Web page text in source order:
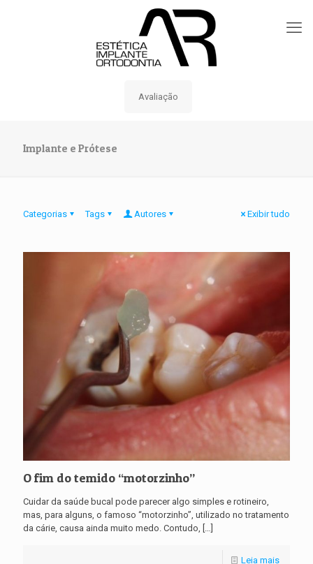
Avaliação
Implante e Prótese
Categorias Tags Autores Exibir tudo
O fim do temido “motorzinho”
Cuidar da saúde bucal pode parecer algo simples e rotineiro,
mas, para alguns, o famoso “motorzinho”, utilizado no tratamento
da cárie, causa ainda muito medo. Contudo, […]
Leia mais